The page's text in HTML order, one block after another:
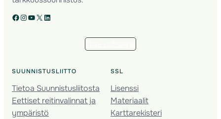
Facebook Instagram YouTube X LinkedIn
SUUNNISTUSLIITTO
Tietoa Suunnistusliitosta
Eettiset reitinvalinnat ja
ympäristö
SSL
Lisenssi
Materiaalit
Karttarekisteri